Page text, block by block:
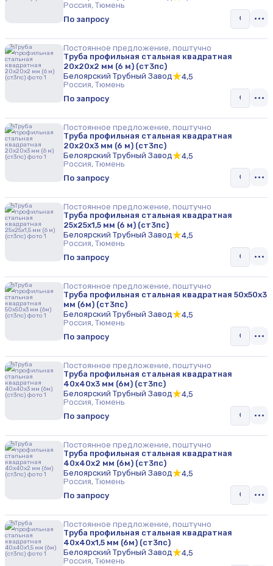
Россия, Тюмень
По запросу
Постоянное предложение, поштучно
Труба профильная стальная квадратная
20х20х2 мм (6 м) (ст3пс)
Белоярский Трубный Завод
4,5
Россия, Тюмень
По запросу
Постоянное предложение, поштучно
Труба профильная стальная квадратная
20х20х3 мм (6 м) (ст3пс)
Белоярский Трубный Завод
4,5
Россия, Тюмень
По запросу
Постоянное предложение, поштучно
Труба профильная стальная квадратная
25х25х1,5 мм (6 м) (ст3пс)
Белоярский Трубный Завод
4,5
Россия, Тюмень
По запросу
Постоянное предложение, поштучно
Труба профильная стальная квадратная 50х50х3
мм (6м) (ст3пс)
Белоярский Трубный Завод
4,5
Россия, Тюмень
По запросу
Постоянное предложение, поштучно
Труба профильная стальная квадратная
40х40х3 мм (6м) (ст3пс)
Белоярский Трубный Завод
4,5
Россия, Тюмень
По запросу
Постоянное предложение, поштучно
Труба профильная стальная квадратная
40х40х2 мм (6м) (ст3пс)
Белоярский Трубный Завод
4,5
Россия, Тюмень
По запросу
Постоянное предложение, поштучно
Труба профильная стальная квадратная
40х40х1,5 мм (6м) (ст3пс)
Белоярский Трубный Завод
4,5
Россия, Тюмень